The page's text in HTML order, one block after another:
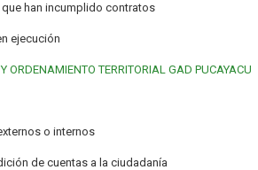
han incumplido contratos
ejecución
ORDENAMIENTO TERRITORIAL GAD PUCAYACU
o internos
de cuentas a la ciudadanía